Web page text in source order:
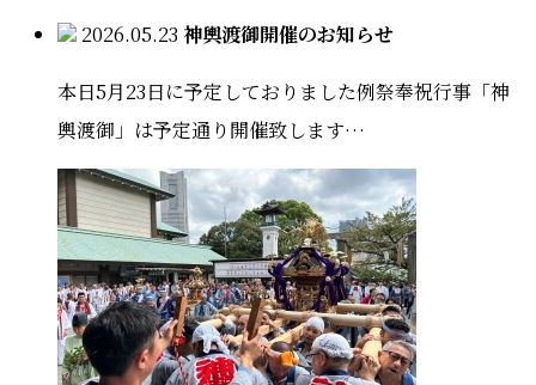
2026.05.23 神輿渡御開催のお知らせ
本日5月23日に予定しておりました例祭奉祝行事「神
輿渡御」は予定通り開催致します…